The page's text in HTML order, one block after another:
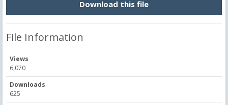
Download this file
File Information
Views
6,070
Downloads
625